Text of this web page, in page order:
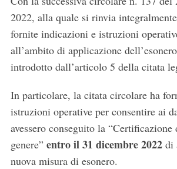
2022, alla quale si rinvia
fornite indicazioni e istruzioni
all’ambito di applicazione
introdotto dall’articolo 5 della citata
In particolare, la citata circolare ha
istruzioni operative per consentire ai
avessero conseguito la
genere” entro il 31 dicembre 2022di
nuova misura di esonero.